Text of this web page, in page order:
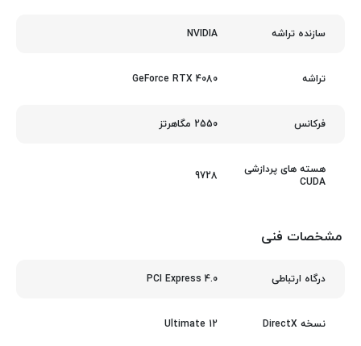
سازنده تراشه NVIDIA
تراشه GeForce RTX 4080
فرکانس 2550 مگاهرتز
هسته های پردازشی
CUDA
9728
مشخصات فنی
درگاه ارتباطی PCI Express 4.0
نسخه DirectX 12 Ultimate